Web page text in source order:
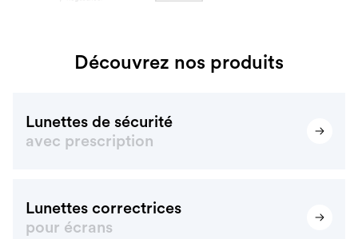
Découvrez nos produits
Lunettes de sécurité
avec prescription
Lunettes correctrices
pour écrans